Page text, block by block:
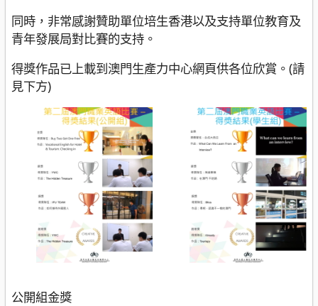
同時，非常感謝贊助單位培生香港以及支持單位教育及
青年發展局對比賽的支持。
得獎作品已上載到澳門生產力中心網頁供各位欣賞。(請
見下方)
公開組金獎